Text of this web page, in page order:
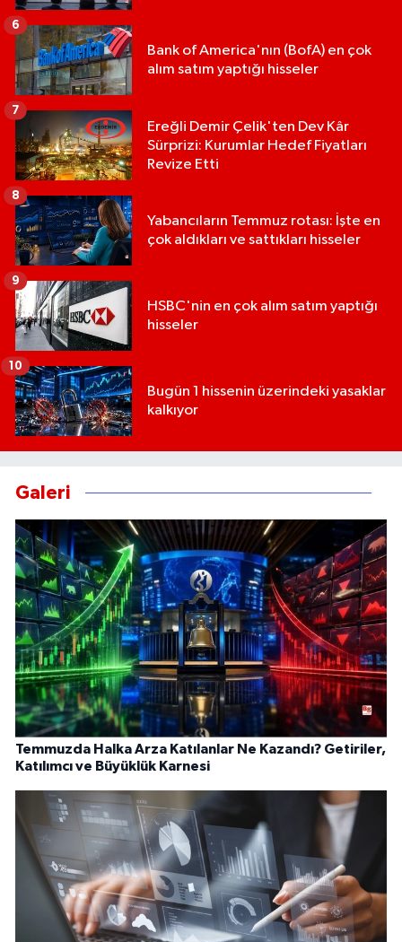
Bank of America'nın (BofA) en çok
alım satım yaptığı hisseler
6
Ereğli Demir Çelik'ten Dev Kâr
Sürprizi: Kurumlar Hedef Fiyatları
Revize Etti
7
Yabancıların Temmuz rotası: İşte en
çok aldıkları ve sattıkları hisseler
8
HSBC'nin en çok alım satım yaptığı
hisseler
9
Bugün 1 hissenin üzerindeki yasaklar
kalkıyor
10
Galeri
Temmuzda Halka Arza Katılanlar Ne Kazandı? Getiriler,
Katılımcı ve Büyüklük Karnesi